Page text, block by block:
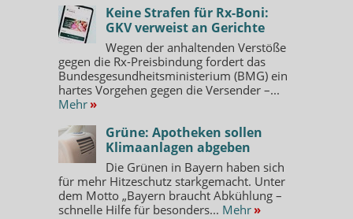
Keine Strafen für Rx-Boni:
GKV verweist an Gerichte
Wegen der anhaltenden Verstöße
gegen die Rx-Preisbindung fordert das
Bundesgesundheitsministerium (BMG) ein
hartes Vorgehen gegen die Versender –...
Mehr »
Grüne: Apotheken sollen
Klimaanlagen abgeben
Die Grünen in Bayern haben sich
für mehr Hitzeschutz starkgemacht. Unter
dem Motto „Bayern braucht Abkühlung –
schnelle Hilfe für besonders... Mehr »